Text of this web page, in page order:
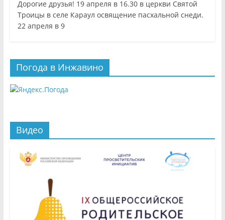
Дорогие друзья! 19 апреля в 16.30 в церкви Святой
Троицы в селе Караул освящение пасхальной снеди.
22 апреля в 9
Погода в Инжавино
Видео